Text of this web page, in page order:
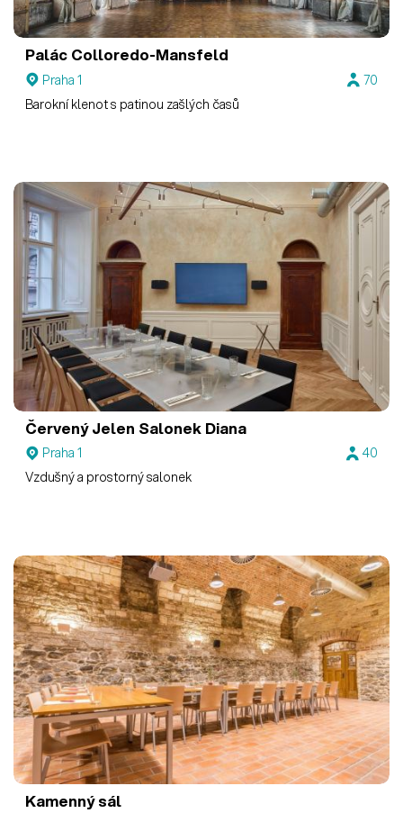
Palác Colloredo-Mansfeld
Praha 1
70
Barokní klenot s patinou zašlých časů
Červený Jelen Salonek Diana
Praha 1
40
Vzdušný a prostorný salonek
Kamenný sál